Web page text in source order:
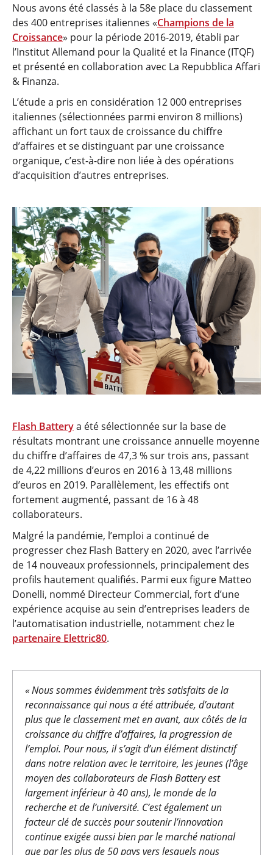
Nous avons été classés à la 58e place du classement
des 400 entreprises italiennes «Champions de la
Croissance» pour la période 2016-2019, établi par
l’Institut Allemand pour la Qualité et la Finance (ITQF)
et présenté en collaboration avec La Repubblica Affari
& Finanza.
L’étude a pris en considération 12 000 entreprises
italiennes (sélectionnées parmi environ 8 millions)
affichant un fort taux de croissance du chiffre
d’affaires et se distinguant par une croissance
organique, c’est-à-dire non liée à des opérations
d’acquisition d’autres entreprises.
Flash Batterya été sélectionnée sur la base de
résultats montrant une croissance annuelle moyenne
du chiffre d’affaires de 47,3 % sur trois ans, passant
de 4,22 millions d’euros en 2016 à 13,48 millions
d’euros en 2019. Parallèlement, les effectifs ont
fortement augmenté, passant de 16 à 48
collaborateurs.
Malgré la pandémie, l’emploi a continué de
progresser chez Flash Battery en 2020, avec l’arrivée
de 14 nouveaux professionnels, principalement des
profils hautement qualifiés. Parmi eux figure Matteo
Donelli, nommé Directeur Commercial, fort d’une
expérience acquise au sein d’entreprises leaders de
l’automatisation industrielle, notamment chez le
partenaire Elettric80.
« Nous sommes évidemment très satisfaits de la
reconnaissance qui nous a été attribuée, d’autant
plus que le classement met en avant, aux côtés de la
croissance du chiffre d’affaires, la progression de
l’emploi. Pour nous, il s’agit d’un élément distinctif
dans notre relation avec le territoire, les jeunes (l’âge
moyen des collaborateurs de Flash Battery est
largement inférieur à 40 ans), le monde de la
recherche et de l’université. C’est également un
facteur clé de succès pour soutenir l’innovation
continue exigée aussi bien par le marché national
que par les plus de 50 pays vers lesquels nous